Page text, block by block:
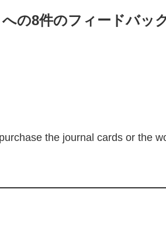
の8件のフィードバッ
the journal cards or the